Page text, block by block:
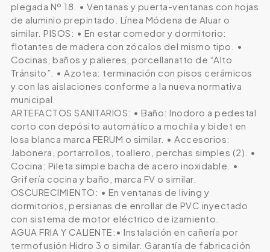
plegada Nº 18. • Ventanas y puerta-ventanas con hojas
de aluminio prepintado. Línea Módena de Aluar o
similar. PISOS: • En estar comedor y dormitorio:
flotantes de madera con zócalos del mismo tipo. •
Cocinas, baños y palieres, porcellanatto de “Alto
Tránsito”. • Azotea: terminación con pisos cerámicos
y con las aislaciones conforme a la nueva normativa
municipal.
ARTEFACTOS SANITARIOS: • Baño: Inodoro a pedestal
corto con depósito automático a mochila y bidet en
losa blanca marca FERUM o similar. • Accesorios:
Jabonera, portarrollos, toallero, perchas simples (2). •
Cocina: Pileta simple bacha de acero inoxidable. •
Grifería cocina y baño, marca FV o similar.
OSCURECIMIENTO: • En ventanas de living y
dormitorios, persianas de enrollar de PVC inyectado
con sistema de motor eléctrico de izamiento.
AGUA FRIA Y CALIENTE:• Instalación en cañería por
termofusión Hidro 3 o similar. Garantía de fabricación